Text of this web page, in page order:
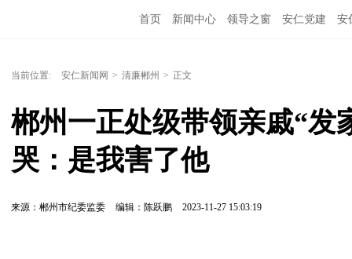
首页 新闻中心 领导之窗 安仁党建 安
当前位置: 安仁新闻网 > 清廉郴州 > 正文
郴州一正处级带领亲戚“发
哭：是我害了他
来源：郴州市纪委监委 编辑：陈跃鹏 2023-11-27 15:03:19